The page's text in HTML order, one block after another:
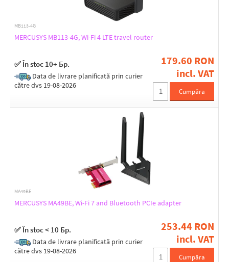
MB113-4G
MERCUSYS MB113-4G, Wi-Fi 4 LTE travel router
✅ În stoc 10+ Бр.
Data de livrare planificată prin curier
către dvs 19-08-2026
179.60 RON
incl. VAT
Cumpăra
MA49BE
MERCUSYS MA49BE, Wi-Fi 7 and Bluetooth PCIe adapter
✅ În stoc < 10 Бр.
Data de livrare planificată prin curier
către dvs 19-08-2026
253.44 RON
incl. VAT
Cumpăra